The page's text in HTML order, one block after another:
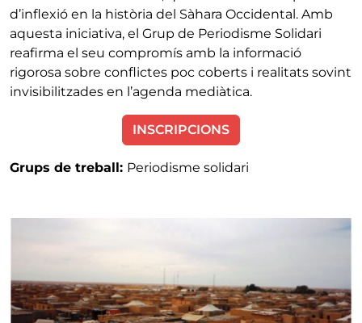
d’inflexió en la història del Sàhara Occidental. Amb
aquesta iniciativa, el Grup de Periodisme Solidari
reafirma el seu compromís amb la informació
rigorosa sobre conflictes poc coberts i realitats sovint
invisibilitzades en l’agenda mediàtica.
INSCRIPCIONS
Grups de treball: Periodisme solidari